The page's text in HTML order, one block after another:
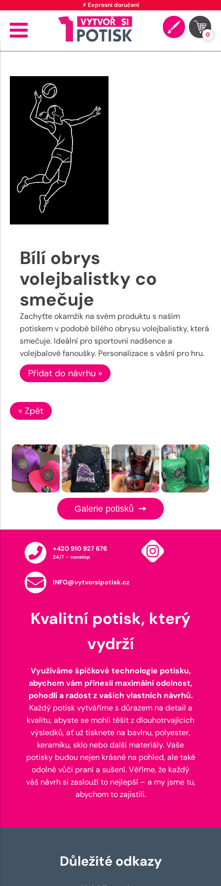
⚡ Expresní doručení
0
Bílí obrys
volejbalistky co
smečuje
Zachyťte okamžik na svém produktu s naším
potiskem v podobě bílého obrysu volejbalistky, která
smečuje. Ideální pro sportovní nadšence a
volejbalové fanoušky. Personalizace s vášní pro hru.
Přidat do návrhu »
« Zpět
Galerie potisků
+420 910 927 676
24/7 - nonstop
INFO@vytvorsipotisk.cz
Kvalitní potisk, který
vydrží
Využíváme špičkové technologie potisku,
abychom vám přinesli maximální odolnost,
pohodlí a radost z vašich vlastních návrhů.
Každý potisk vytváříme s důrazem na detail a
kvalitu, abyste se mohli těšit z dlouhotrvajících
výsledků, ať už tisknete na bavlnu, polyester,
keramiku, sklo nebo další materiály. Vaše
potisky budou nejen krásné na pohled, ale také
odolné vůči praní a sušení. Věříme, že každý
váš návrh si zaslouží to nejlepší – a my jsme tu,
abychom to zajistili.
Důležité odkazy